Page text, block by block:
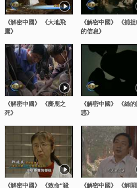
《解密中國》 《大地飛
鷹》
《解密中國》 《捕
的信息》
《解密中國》 《麋鹿之
死》
《解密中國》 《絲
惑》
《解密中國》 《致命“殺
《解密中國》 《解